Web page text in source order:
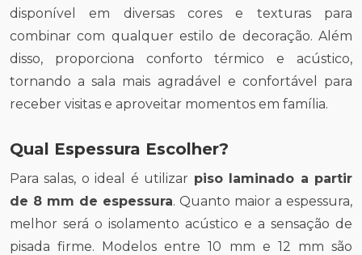
disponível em diversas cores e texturas para
combinar com qualquer estilo de decoração. Além
disso, proporciona conforto térmico e acústico,
tornando a sala mais agradável e confortável para
receber visitas e aproveitar momentos em família.
Qual Espessura Escolher?
Para salas, o ideal é utilizar piso laminado a partir
de 8 mm de espessura. Quanto maior a espessura,
melhor será o isolamento acústico e a sensação de
pisada firme. Modelos entre 10 mm e 12 mm são